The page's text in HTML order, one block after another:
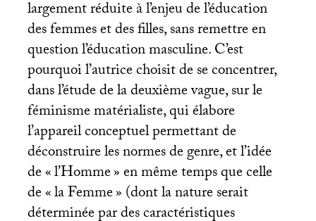
largement réduite à l’enjeu de l’éducation
des femmes et des filles, sans remettre en
question l’éducation masculine. C’est
pourquoi l’autrice choisit de se concentrer,
dans l’étude de la deuxième vague, sur le
féminisme matérialiste, qui élabore
l’appareil conceptuel permettant de
déconstruire les normes de genre, et l’idée
de «l’Homme» en même temps que celle
de «la Femme» (dont la nature serait
déterminée par des caractéristiques